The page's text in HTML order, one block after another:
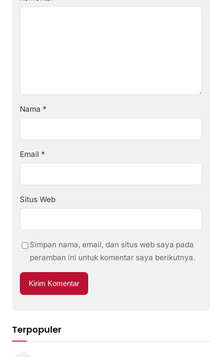
Nama *
Email *
Situs Web
Simpan nama, email, dan situs web saya pada
peramban ini untuk komentar saya berikutnya.
Terpopuler